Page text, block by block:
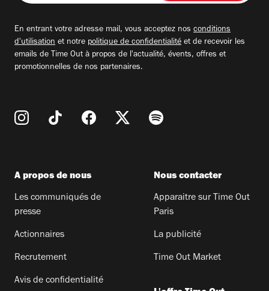
adresse
En entrant votre adresse mail, vous acceptez nos conditions
d'utilisation et notre politique de confidentialité et de recevoir les
emails de Time Out à propos de l'actualité, évents, offres et
promotionnelles de nos partenaires.
A propos de nous
Les communiqués de
presse
Actionnaires
Recrutement
Avis de confidentialité
Nous contacter
Apparaitre sur Time Out
Paris
La publicité
Time Out Market